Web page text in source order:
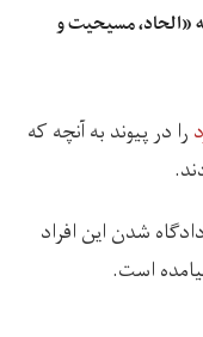
«الحاد، مسیحیت و
را در پیوند به آنچه که
شدن این افراد
است.